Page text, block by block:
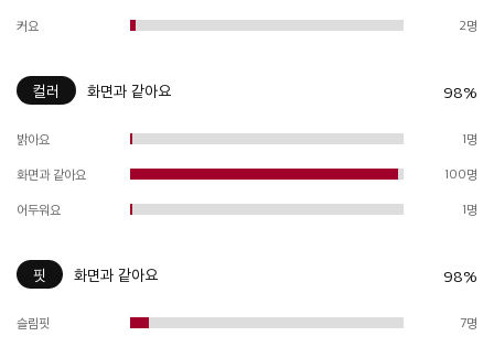
커요 2명
컬러 화면과 같아요 98%
밝아요 1명
화면과 같아요 100명
어두워요 1명
핏 화면과 같아요 98%
슬림핏 7명